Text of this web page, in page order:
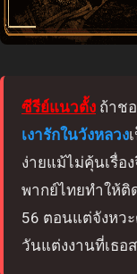
ซีรีย์แนวตั้ง ถ้าช
เงารักในวังหลวง
ง่ายแม้ไม่คุ้นเรื่อ
พากย์ไทยทำให้ติ
56 ตอนแต่จังหว
วันแต่งงานที่เธอ